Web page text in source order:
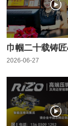
巾帼二十载铸
2026-06-27